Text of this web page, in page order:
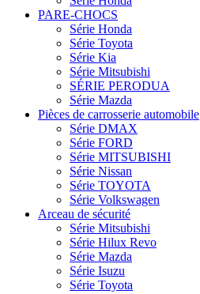
PARE-CHOCS
Série Honda
Série Toyota
Série Kia
Série Mitsubishi
SÉRIE PERODUA
Série Mazda
Pièces de carrosserie automobile
Série DMAX
Série FORD
Série MITSUBISHI
Série Nissan
Série TOYOTA
Série Volkswagen
Arceau de sécurité
Série Mitsubishi
Série Hilux Revo
Série Mazda
Série Isuzu
Série Toyota